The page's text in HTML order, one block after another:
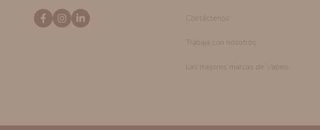
Contáctenos
Trabaja con nosotros
Las mejores marcas de Vapeo